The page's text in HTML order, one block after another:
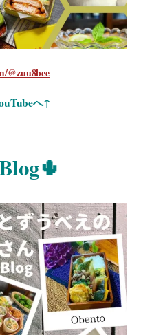
@zuu8bee
へ↑